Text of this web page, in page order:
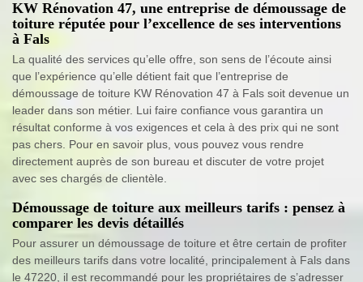
KW Rénovation 47, une entreprise de démoussage de
toiture réputée pour l’excellence de ses interventions
à Fals
La qualité des services qu’elle offre, son sens de l’écoute ainsi
que l’expérience qu’elle détient fait que l’entreprise de
démoussage de toiture KW Rénovation 47 à Fals soit devenue un
leader dans son métier. Lui faire confiance vous garantira un
résultat conforme à vos exigences et cela à des prix qui ne sont
pas chers. Pour en savoir plus, vous pouvez vous rendre
directement auprès de son bureau et discuter de votre projet
avec ses chargés de clientèle.
Démoussage de toiture aux meilleurs tarifs : pensez à
comparer les devis détaillés
Pour assurer un démoussage de toiture et être certain de profiter
des meilleurs tarifs dans votre localité, principalement à Fals dans
le 47220, il est recommandé pour les propriétaires de s’adresser